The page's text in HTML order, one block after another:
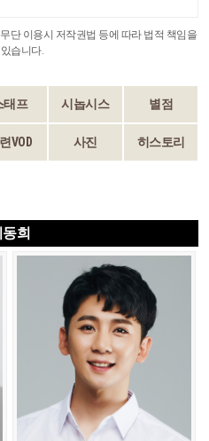
단 이용시 저작권법 등에 따라 법적 책임을
습니다.
태프 시놉시스 별점
VOD 사진 히스토리
희